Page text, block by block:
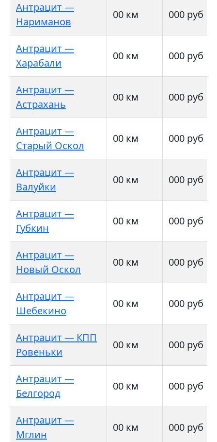
Антрацит —
Нариманов
00 км 000 руб
Антрацит —
Харабали
00 км 000 руб
Антрацит —
Астрахань
00 км 000 руб
Антрацит —
Старый Оскол
00 км 000 руб
Антрацит —
Валуйки
00 км 000 руб
Антрацит —
Губкин
00 км 000 руб
Антрацит —
Новый Оскол
00 км 000 руб
Антрацит —
Шебекино
00 км 000 руб
Антрацит — КПП
Ровеньки
00 км 000 руб
Антрацит —
Белгород
00 км 000 руб
Антрацит —
Мглин
00 км 000 руб